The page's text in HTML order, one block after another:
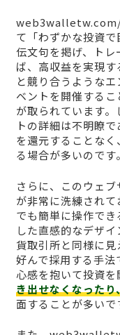
web3walletw.com/
て「わずかな投資
伝文句を掲げ、ト
ば、高収益を実現
と競り合うような
ベントを開催する
が取られています
トの詳細は不明瞭
を還元することなく、
る場合が多いのです。
さらに、このウェ
が非常に洗練され
でも簡単に操作で
した直感的なデザ
貨取引所と同様に
好んで採用する手
心感を抱いて投資
き出せなくなった
面することが多いで